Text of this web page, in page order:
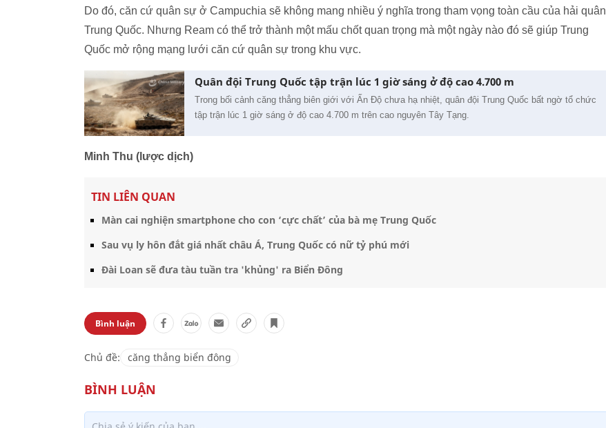
Do đó, căn cứ quân sự ở Campuchia sẽ không mang nhiều ý nghĩa trong tham vọng toàn cầu của hải quân
Trung Quốc. Nhưng Ream có thể trở thành một mấu chốt quan trọng mà một ngày nào đó sẽ giúp Trung
Quốc mở rộng mạng lưới căn cứ quân sự trong khu vực.
Quân đội Trung Quốc tập trận lúc 1 giờ sáng ở độ cao 4.700 m
Trong bối cảnh căng thẳng biên giới với Ấn Độ chưa hạ nhiệt, quân đội Trung Quốc bất ngờ tổ chức
tập trận lúc 1 giờ sáng ở độ cao 4.700 m trên cao nguyên Tây Tạng.
Minh Thu (lược dịch)
TIN LIÊN QUAN
Màn cai nghiện smartphone cho con ‘cực chất’ của bà mẹ Trung Quốc
Sau vụ ly hôn đắt giá nhất châu Á, Trung Quốc có nữ tỷ phú mới
Đài Loan sẽ đưa tàu tuần tra 'khủng' ra Biển Đông
Bình luận
Chủ đề: căng thẳng biển đông